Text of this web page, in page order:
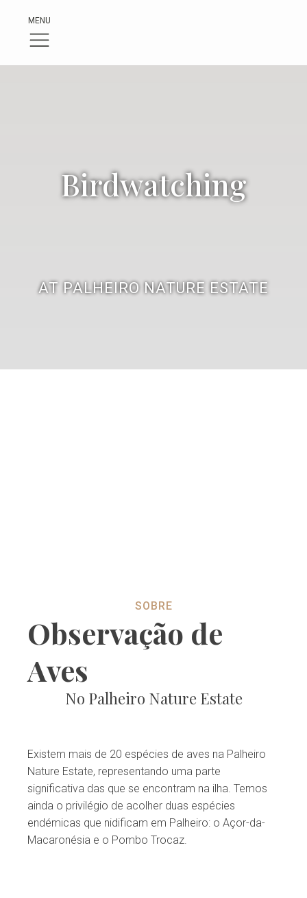
MENU
Birdwatching
AT PALHEIRO NATURE ESTATE
SOBRE
Observação de
Aves
No Palheiro Nature Estate
Existem mais de 20 espécies de aves na Palheiro
Nature Estate, representando uma parte
significativa das que se encontram na ilha. Temos
ainda o privilégio de acolher duas espécies
endémicas que nidificam em Palheiro: o Açor-da-
Macaronésia e o Pombo Trocaz.